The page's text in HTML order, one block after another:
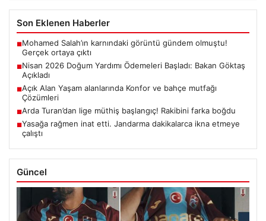
Son Eklenen Haberler
■Mohamed Salah’ın karnındaki görüntü gündem olmuştu!
Gerçek ortaya çıktı
■Nisan 2026 Doğum Yardımı Ödemeleri Başladı: Bakan Göktaş
Açıkladı
■Açık Alan Yaşam alanlarında Konfor ve bahçe mutfağı
Çözümleri
■Arda Turan’dan lige müthiş başlangıç! Rakibini farka boğdu
■Yasağa rağmen inat etti. Jandarma dakikalarca ikna etmeye
çalıştı
Güncel